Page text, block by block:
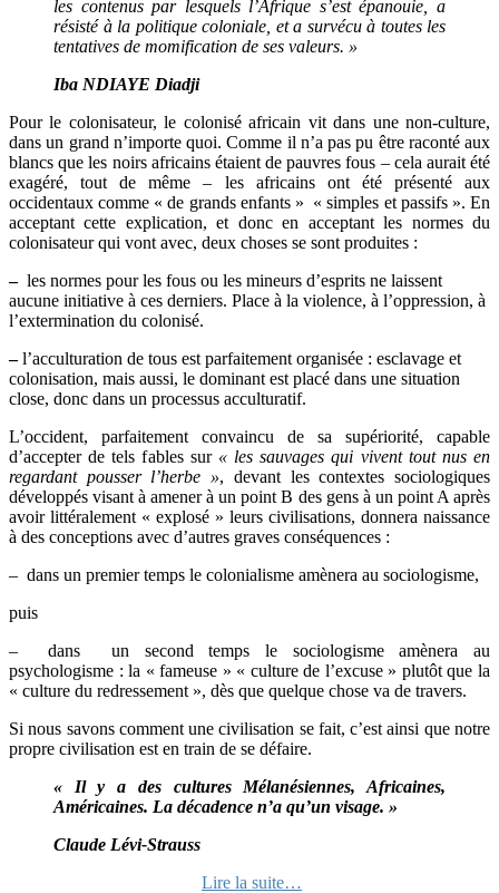
les contenus par lesquels l’Afrique s’est épanouie, a
résisté à la politique coloniale, et a survécu à toutes les
tentatives de momification de ses valeurs. »
Iba NDIAYE Diadji
Pour le colonisateur, le colonisé africain vit dans une non-culture,
dans un grand n’importe quoi. Comme il n’a pas pu être raconté aux
blancs que les noirs africains étaient de pauvres fous – cela aurait été
exagéré, tout de même – les africains ont été présenté aux
occidentaux comme « de grands enfants » « simples et passifs ». En
acceptant cette explication, et donc en acceptant les normes du
colonisateur qui vont avec, deux choses se sont produites :
–les normes pour les fous ou les mineurs d’esprits ne laissent
aucune initiative à ces derniers. Place à la violence, à l’oppression, à
l’extermination du colonisé.
–l’acculturation de tous est parfaitement organisée : esclavage et
colonisation, mais aussi, le dominant est placé dans une situation
close, donc dans un processus acculturatif.
L’occident, parfaitement convaincu de sa supériorité, capable
d’accepter de tels fables sur « les sauvages qui vivent tout nus en
regardant pousser l’herbe », devant les contextes sociologiques
développés visant à amener à un point B des gens à un point A après
avoir littéralement « explosé » leurs civilisations, donnera naissance
à des conceptions avec d’autres graves conséquences :
– dans un premier temps le colonialisme amènera au sociologisme,
puis
– dans un second temps le sociologisme amènera au
psychologisme : la « fameuse » « culture de l’excuse » plutôt que la
« culture du redressement », dès que quelque chose va de travers.
Si nous savons comment une civilisation se fait, c’est ainsi que notre
propre civilisation est en train de se défaire.
« Il y a des cultures Mélanésiennes, Africaines,
Américaines. La décadence n’a qu’un visage. »
Claude Lévi-Strauss
Lire la suite…